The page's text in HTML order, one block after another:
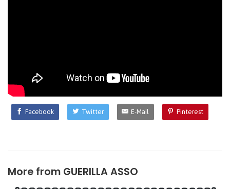
Facebook Twitter E-Mail Pinterest
More from GUERILLA ASSO